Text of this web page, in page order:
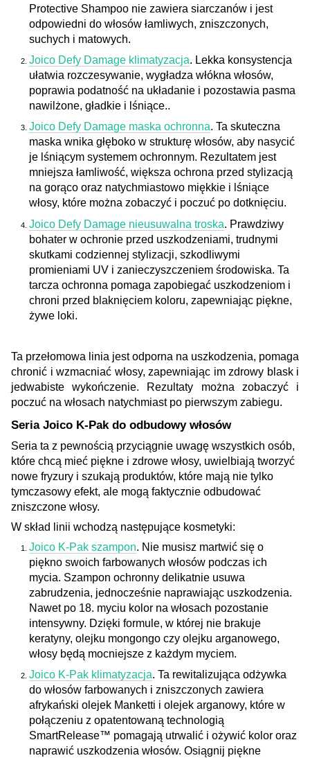
Protective Shampoo nie zawiera siarczanów i jest
odpowiedni do włosów łamliwych, zniszczonych,
suchych i matowych.
Joico Defy Damage klimatyzacja. Lekka konsystencja
ułatwia rozczesywanie, wygładza włókna włosów,
poprawia podatność na układanie i pozostawia pasma
nawilżone, gładkie i lśniące..
Joico Defy Damage maska ochronna. Ta skuteczna
maska wnika głęboko w strukturę włosów, aby nasycić
je lśniącym systemem ochronnym. Rezultatem jest
mniejsza łamliwość, większa ochrona przed stylizacją
na gorąco oraz natychmiastowo miękkie i lśniące
włosy, które można zobaczyć i poczuć po dotknięciu.
Joico Defy Damage nieusuwalna troska. Prawdziwy
bohater w ochronie przed uszkodzeniami, trudnymi
skutkami codziennej stylizacji, szkodliwymi
promieniami UV i zanieczyszczeniem środowiska. Ta
tarcza ochronna pomaga zapobiegać uszkodzeniom i
chroni przed blaknięciem koloru, zapewniając piękne,
żywe loki.
Ta przełomowa linia jest odporna na uszkodzenia, pomaga
chronić i wzmacniać włosy, zapewniając im zdrowy blask i
jedwabiste wykończenie. Rezultaty można zobaczyć i
poczuć na włosach natychmiast po pierwszym zabiegu.
Seria Joico K-Pak do odbudowy włosów
Seria ta z pewnością przyciągnie uwagę wszystkich osób,
które chcą mieć piękne i zdrowe włosy, uwielbiają tworzyć
nowe fryzury i szukają produktów, które mają nie tylko
tymczasowy efekt, ale mogą faktycznie odbudować
zniszczone włosy.
W skład linii wchodzą następujące kosmetyki:
Joico K-Pak szampon. Nie musisz martwić się o
piękno swoich farbowanych włosów podczas ich
mycia. Szampon ochronny delikatnie usuwa
zabrudzenia, jednocześnie naprawiając uszkodzenia.
Nawet po 18. myciu kolor na włosach pozostanie
intensywny. Dzięki formule, w której nie brakuje
keratyny, olejku mongongo czy olejku arganowego,
włosy będą mocniejsze z każdym myciem.
Joico K-Pak klimatyzacja. Ta rewitalizująca odżywka
do włosów farbowanych i zniszczonych zawiera
afrykański olejek Manketti i olejek arganowy, które w
połączeniu z opatentowaną technologią
SmartRelease™ pomagają utrwalić i ożywić kolor oraz
naprawić uszkodzenia włosów. Osiągnij piękne